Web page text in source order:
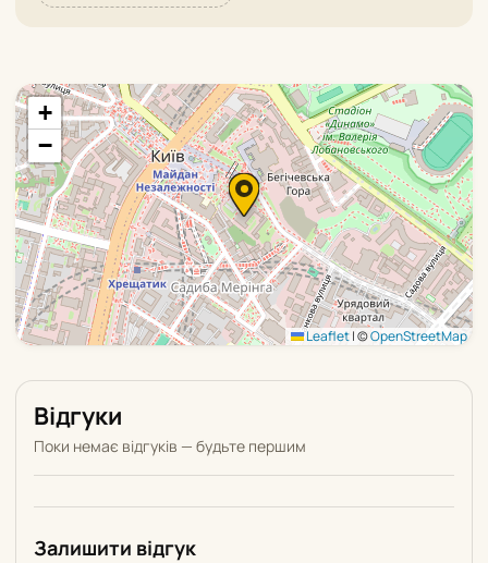
+
−
Leaflet|©OpenStreetMap
Відгуки
Поки немає відгуків — будьте першим
Залишити відгук